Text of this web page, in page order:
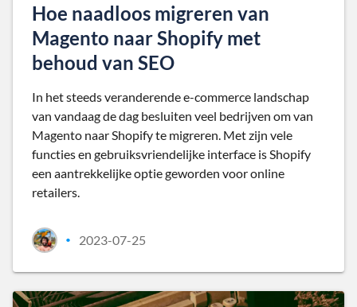
Hoe naadloos migreren van
Magento naar Shopify met
behoud van SEO
In het steeds veranderende e-commerce landschap
van vandaag de dag besluiten veel bedrijven om van
Magento naar Shopify te migreren. Met zijn vele
functies en gebruiksvriendelijke interface is Shopify
een aantrekkelijke optie geworden voor online
retailers.
• 2023-07-25